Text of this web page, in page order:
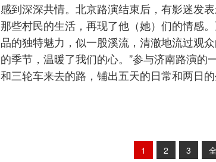
感到深深共情。北京路演结束后，有影迷发
那些村民的生活，再现了他（她）们的情感。
品的独特魅力，似一股溪流，清澈地流过观
的季节，温暖了我们的心。”参与济南路演的
和三轮车来去的路，铺出五天的日常和两日
1 2 3